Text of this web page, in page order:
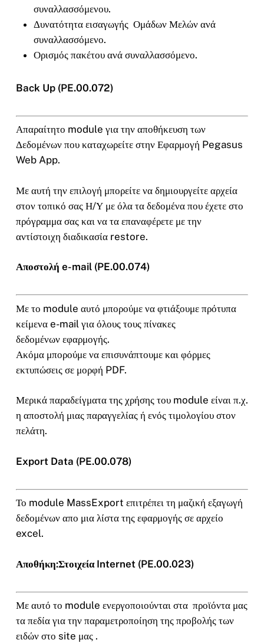
συναλλασσόμενου.
Δυνατότητα εισαγωγής Ομάδων Μελών ανά
συναλλασσόμενο.
Ορισμός πακέτου ανά συναλλασσόμενο.
Back Up (PE.00.072)
Απαραίτητο module για την αποθήκευση των
Δεδομένων που καταχωρείτε στην Εφαρμογή Pegasus
Web App.
Με αυτή την επιλογή μπορείτε να δημιουργείτε αρχεία
στον τοπικό σας Η/Υ με όλα τα δεδομένα που έχετε στο
πρόγραμμα σας και να τα επαναφέρετε με την
αντίστοιχη διαδικασία restore.
Αποστολή e-mail (PE.00.074)
Με το module αυτό μπορούμε να φτιάξουμε πρότυπα
κείμενα e-mail για όλους τους πίνακες
δεδομένων εφαρμογής.
Ακόμα μπορούμε να επισυνάπτουμε και φόρμες
εκτυπώσεις σε μορφή PDF.
Μερικά παραδείγματα της χρήσης του module είναι π.χ.
η αποστολή μιας παραγγελίας ή ενός τιμολογίου στον
πελάτη.
Export Data (PE.00.078)
Το module MassExport επιτρέπει τη μαζική εξαγωγή
δεδομένων απο μια λίστα της εφαρμογής σε αρχείο
excel.
Αποθήκη:Στοιχεία Internet (PE.00.023)
Με αυτό το module ενεργοποιούνται στα προϊόντα μας
τα πεδία για την παραμετροποίηση της προβολής των
ειδών στο site μας .